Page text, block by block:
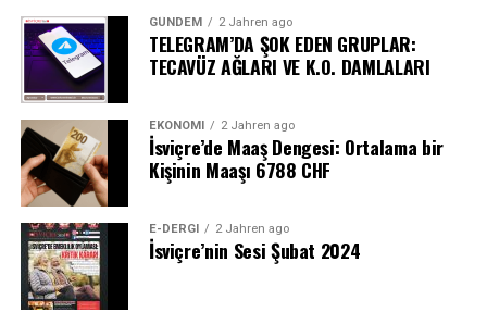
GÜNDEM 2 Jahren ago
TELEGRAM’DA ŞOK EDEN GRUPLAR:
TECAVÜZ AĞLARI VE K.O. DAMLALARI
EKONOMI 2 Jahren ago
İsviçre’de Maaş Dengesi: Ortalama bir
Kişinin Maaşı 6788 CHF
E-DERGI 2 Jahren ago
İsviçre’nin Sesi Şubat 2024